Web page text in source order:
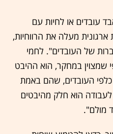
עובדים או לחיות עם
מעלה את הרווחיות,
של העובדים". לחמי
שמצוין במחקר, הוא ההיבט
העובדים, שהם באמת
לעבודה הוא חלק מהיבטים
מולם".